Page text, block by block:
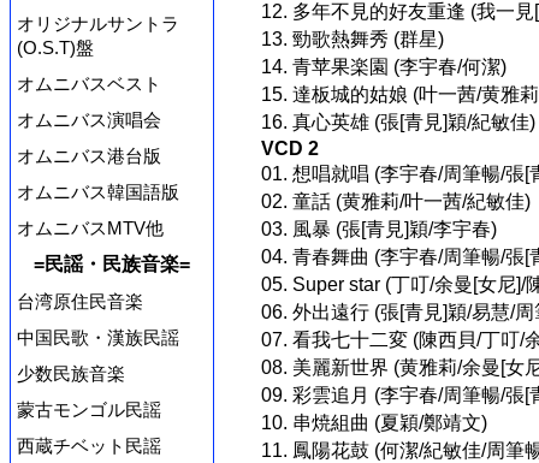
オリジナルサントラ
(O.S.T)盤
オムニバスベスト
オムニバス演唱会
オムニバス港台版
オムニバス韓国語版
オムニバスMTV他
=民謡・民族音楽=
台湾原住民音楽
中国民歌・漢族民謡
少数民族音楽
蒙古モンゴル民謡
西蔵チベット民謡
12. 多年不見的好友重逢 (我一
13. 勁歌熱舞秀 (群星)
14. 青苹果楽園 (李宇春/何潔)
15. 達板城的姑娘 (叶一茜/黄雅
16. 真心英雄 (張[青見]穎/紀敏佳)
VCD 2
01. 想唱就唱 (李宇春/周筆暢/張[
02. 童話 (黄雅莉/叶一茜/紀敏佳)
03. 風暴 (張[青見]穎/李宇春)
04. 青春舞曲 (李宇春/周筆暢/張[
05. Super star (丁叮/余曼[女尼]/
06. 外出遠行 (張[青見]穎/易慧/
07. 看我七十二変 (陳西貝/丁叮/
08. 美麗新世界 (黄雅莉/余曼[女
09. 彩雲追月 (李宇春/周筆暢/張[
10. 串焼組曲 (夏穎/鄭靖文)
11. 鳳陽花鼓 (何潔/紀敏佳/周筆